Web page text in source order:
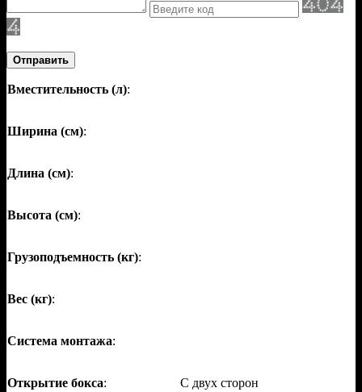
Отправить
Вместительность (л):
Ширина (см):
Длина (см):
Высота (см):
Грузоподъемность (кг):
Вес (кг):
Система монтажа:
Открытие бокса: С двух сторон